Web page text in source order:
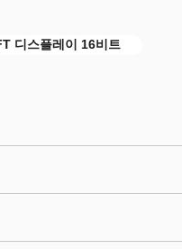
디스플레이 16비트